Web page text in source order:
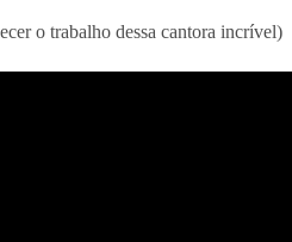
o trabalho dessa cantora incrível)